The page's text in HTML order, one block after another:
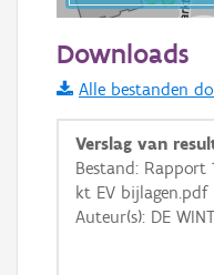
Basis Lagen
OSM-
Ortho
GRB-
Downloads
Alle bestanden
Verslag van
Bestand: Rapport
kt EV bijlagen.pdf
Auteur(s): DE